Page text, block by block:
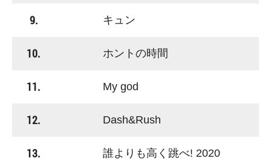
9. キュン
10. ホントの時間
11. My god
12. Dash&Rush
13. 誰よりも高く跳べ! 2020